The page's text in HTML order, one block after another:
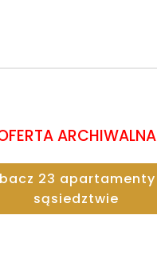
ARCHIWALNA
23 apartamenty
sąsiedztwie